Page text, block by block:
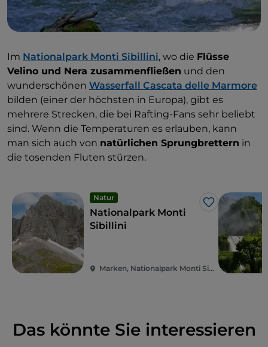
Im Nationalpark Monti Sibillini, wo die Flüsse
Velino und Nera zusammenfließen und den
wunderschönen Wasserfall Cascata delle Marmore
bilden (einer der höchsten in Europa), gibt es
mehrere Strecken, die bei Rafting-Fans sehr beliebt
sind. Wenn die Temperaturen es erlauben, kann
man sich auch von natürlichen Sprungbrettern in
die tosenden Fluten stürzen.
Natur
Like
Nationalpark Monti
Sibillini
Marken, Nationalpark Monti Sibillini
Das könnte Sie interessieren